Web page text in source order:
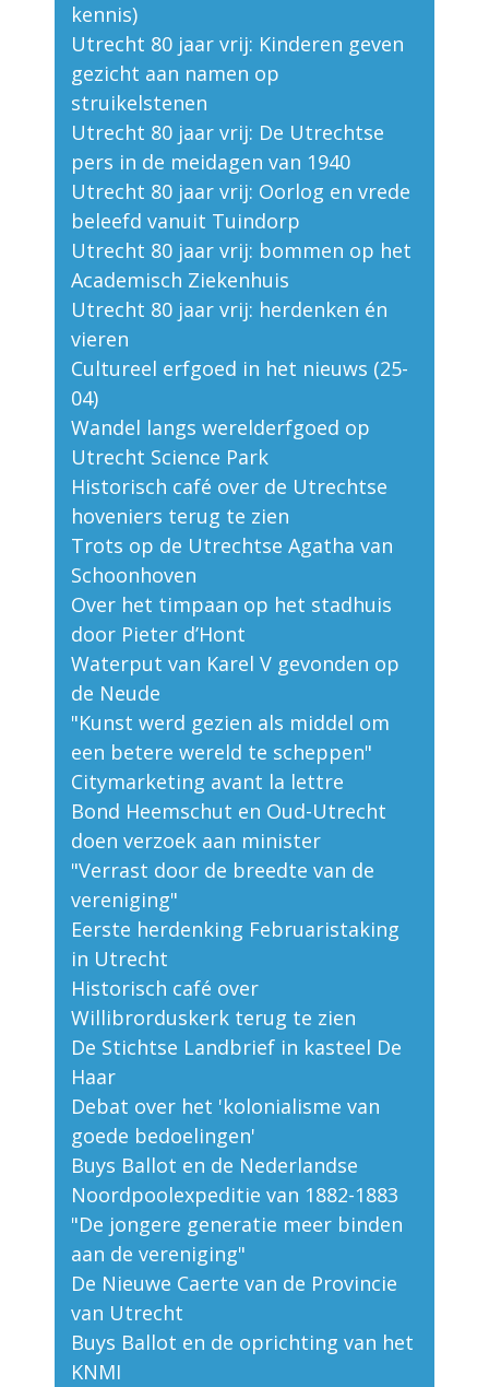
kennis)
Utrecht 80 jaar vrij: Kinderen geven
gezicht aan namen op
struikelstenen
Utrecht 80 jaar vrij: De Utrechtse
pers in de meidagen van 1940
Utrecht 80 jaar vrij: Oorlog en vrede
beleefd vanuit Tuindorp
Utrecht 80 jaar vrij: bommen op het
Academisch Ziekenhuis
Utrecht 80 jaar vrij: herdenken én
vieren
Cultureel erfgoed in het nieuws (25-
04)
Wandel langs werelderfgoed op
Utrecht Science Park
Historisch café over de Utrechtse
hoveniers terug te zien
Trots op de Utrechtse Agatha van
Schoonhoven
Over het timpaan op het stadhuis
door Pieter d’Hont
Waterput van Karel V gevonden op
de Neude
"Kunst werd gezien als middel om
een betere wereld te scheppen"
Citymarketing avant la lettre
Bond Heemschut en Oud-Utrecht
doen verzoek aan minister
"Verrast door de breedte van de
vereniging"
Eerste herdenking Februaristaking
in Utrecht
Historisch café over
Willibrorduskerk terug te zien
De Stichtse Landbrief in kasteel De
Haar
Debat over het 'kolonialisme van
goede bedoelingen'
Buys Ballot en de Nederlandse
Noordpoolexpeditie van 1882-1883
"De jongere generatie meer binden
aan de vereniging"
De Nieuwe Caerte van de Provincie
van Utrecht
Buys Ballot en de oprichting van het
KNMI